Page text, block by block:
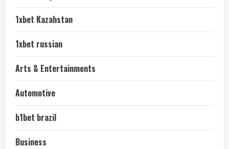
1xbet Kazahstan
1xbet russian
Arts & Entertainments
Automotive
b1bet brazil
Business